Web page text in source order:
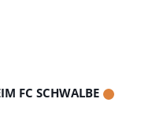
FC SCHWALBE